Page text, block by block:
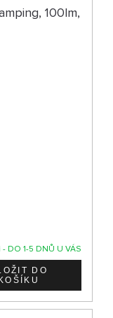
100lm,
- DO 1-5 DNŮ U VÁS